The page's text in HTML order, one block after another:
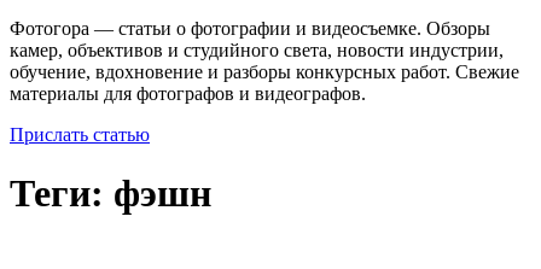
Фотогора — статьи о фотографии и видеосъемке. Обзоры
камер, объективов и студийного света, новости индустрии,
обучение, вдохновение и разборы конкурсных работ. Свежие
материалы для фотографов и видеографов.
Прислать статью
Теги: фэшн